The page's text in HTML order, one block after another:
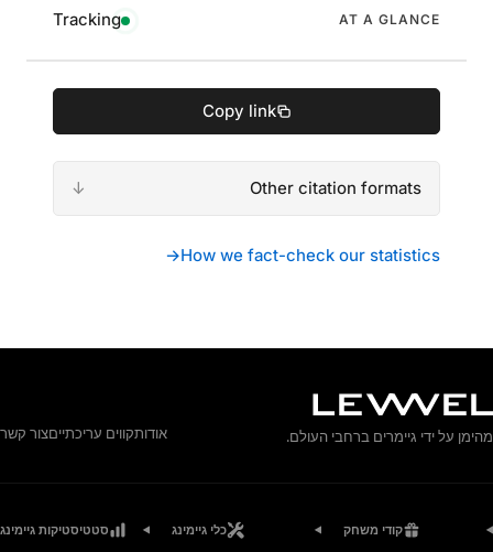
AT A GLANCE
Tracking
Copy link
Other citation formats
How we fact-check our statistics
→
מהימן על ידי גיימרים ברחבי העולם. אודותקווים עריכתייםצור קשר
קודי משחק כלי גיימינג סטטיסטיקות גיימינג